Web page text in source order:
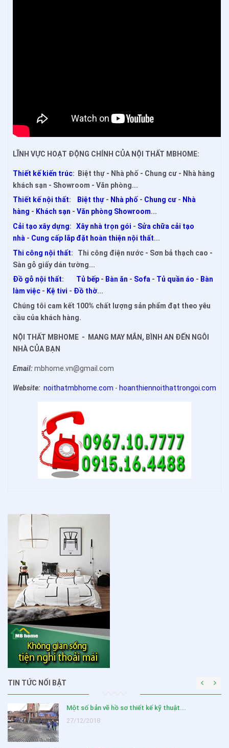
LĨNH VỰC HOẠT ĐỘNG CHÍNH CỦA NỘI THẤT MBHOME:
Thiết kế kiến trúc: Biệt thự - Nhà phố - Chung cư - Nhà hàng
khách sạn - Showroom - Văn phòng...
Thiết kế nội thất: Biệt thự - Nhà phố - Chung cư - Nhà
hàng - Khách sạn - Văn phòng Showroom...
Cải tạo xây dựng: Xây nhà trọn gói - Sửa chữa cải tạo
nhà - Cung cấp lắp đặt hoàn thiện nội thất...
Thi công nội thất: Thi công điện nước - Sơn bả thạch cao -
Sàn gỗ giấy dán tường...
Đồ gỗ nội thất: Tủ bếp - Bàn ăn - Sofa - Tủ quần áo - Bàn
làm việc - Kệ tivi - Đồ thờ...
Chúng tôi cam kết 100% chất lượng sản phẩm đạt theo yêu
cầu của khách hàng.
NỘI THẤT MBHOME - MANG MAY MẮN, BÌNH AN ĐẾN NGÔI
NHÀ CỦA BẠN
Email:mbhome.vn@gmail.com
Website: noithatmbhome.com - hoanthiennoithattrongoi.com
TIN TỨC NỔI BẬT
Một số bản vẽ hồ sơ thiết kế kỹ thuật...
27/12/2018